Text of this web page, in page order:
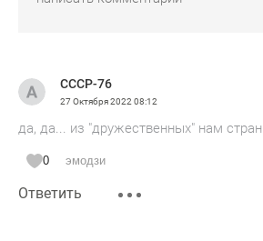
СССР-76
27 Октября 2022 08:12
да, да... из "дружественных" нам стран
0 эмодзи
Ответить